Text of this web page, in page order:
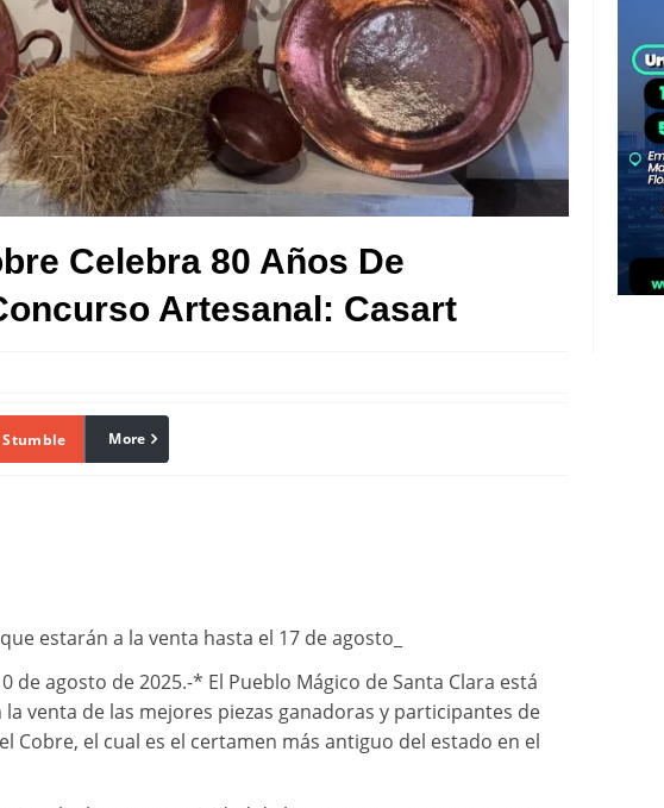
Celebra 80 Años De
Artesanal: Casart
Stumble linkedin
More
estarán a la venta hasta el 17 de agosto_
de agosto de 2025.-* El Pueblo Mágico de Santa Clara está
venta de las mejores piezas ganadoras y participantes de
Cobre, el cual es el certamen más antiguo del estado en el